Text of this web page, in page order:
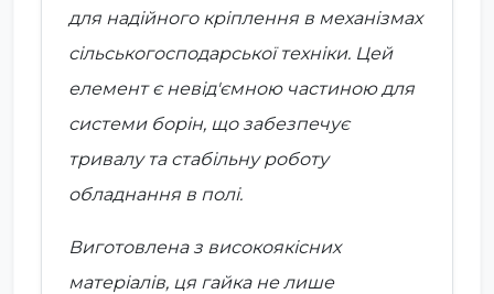
для надійного кріплення в механізмах
сільськогосподарської техніки. Цей
елемент є невід'ємною частиною для
системи борін, що забезпечує
тривалу та стабільну роботу
обладнання в полі.
Виготовлена з високоякісних
матеріалів, ця гайка не лише